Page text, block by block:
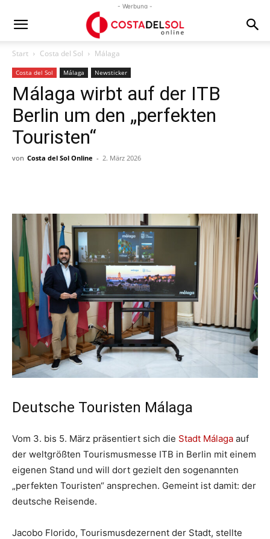
- Werbung -
Start Costa del Sol Málaga
Costa del Sol Málaga Newsticker
Málaga wirbt auf der ITB
Berlin um den „perfekten
Touristen“
von Costa del Sol Online - 2. März 2026
Deutsche Touristen Málaga
Vom 3. bis 5. März präsentiert sich die Stadt Málaga auf
der weltgrößten Tourismusmesse ITB in Berlin mit einem
eigenen Stand und will dort gezielt den sogenannten
„perfekten Touristen“ ansprechen. Gemeint ist damit: der
deutsche Reisende.
Jacobo Florido, Tourismusdezernent der Stadt, stellte